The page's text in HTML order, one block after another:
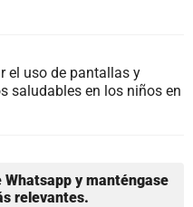
el uso de pantallas y
saludables en los niños en
y manténgase
relevantes.